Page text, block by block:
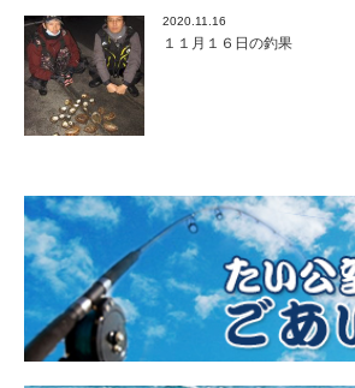
2020.11.16
１１月１６日の釣果